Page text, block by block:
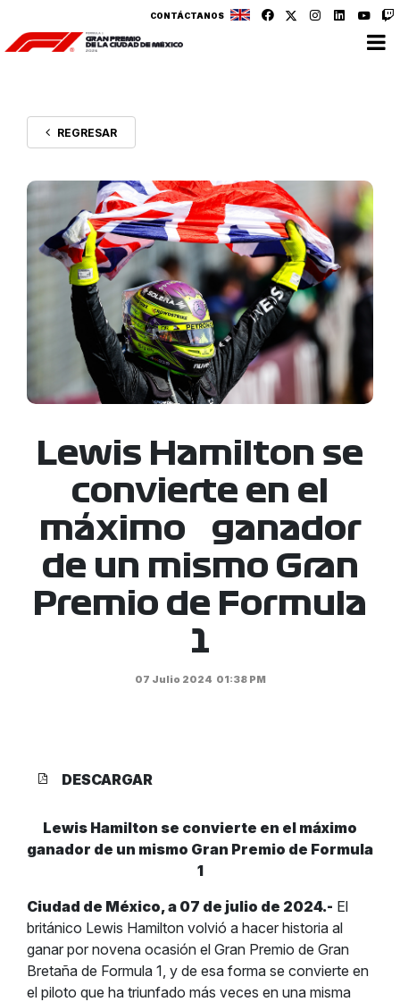
CONTÁCTANOS
REGRESAR
Lewis Hamilton se
convierte en el
máximo ganador
de un mismo Gran
Premio de Formula
1
07 Julio 2024 01:38 PM
DESCARGAR
Lewis Hamilton se convierte en el máximo
ganador de un mismo Gran Premio de Formula
1
Ciudad de México, a 07 de julio de 2024.- El
británico Lewis Hamilton volvió a hacer historia al
ganar por novena ocasión el Gran Premio de Gran
Bretaña de Formula 1, y de esa forma se convierte en
el piloto que ha triunfado más veces en una misma